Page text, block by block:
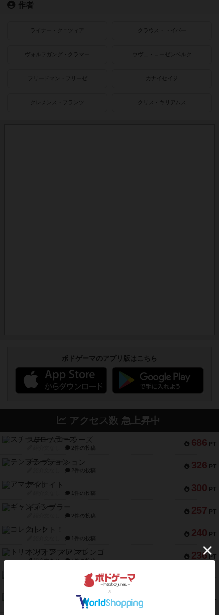
作者
ライナー・クニツィア クラウス・トイバー
ヴォルフガング・クラマー ウヴェ・ローゼンベルク
フリードマン・フリーゼ カナイセイジ
クレメンス・フランツ クリス・キリアムス
ボドゲーマのアプリ版はこちら
アクセス数 急上昇中
686 PT
スチームローラーズ
2件の投稿
326 PT
テンプテーション
2件の投稿
300 PT
アマナイト
1件の投稿
257 PT
ギャンブラー
2件の投稿
240 PT
コレクト！
1件の投稿
236 PT
トリオンフ ア マレンゴ
紹介文あり 1件の投稿
PT
4件の投稿
PT
バー！パーティー
1件の投稿